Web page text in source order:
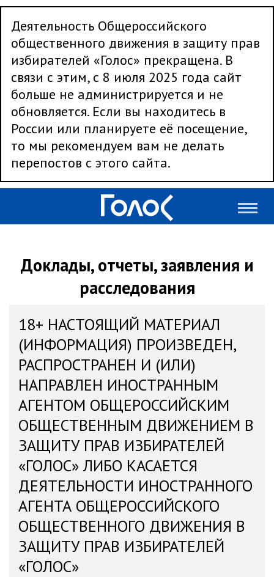
Деятельность Общероссийского
общественного движения в защиту прав
избирателей «Голос» прекращена. В
связи с этим, с 8 июля 2025 года сайт
больше не администрируется и не
обновляется. Если вы находитесь в
России или планируете её посещение,
то мы рекомендуем вам не делать
перепостов с этого сайта.
Доклады, отчеты, заявления и
расследования
18+ НАСТОЯЩИЙ МАТЕРИАЛ
(ИНФОРМАЦИЯ) ПРОИЗВЕДЕН,
РАСПРОСТРАНЕН И (ИЛИ)
НАПРАВЛЕН ИНОСТРАННЫМ
АГЕНТОМ ОБЩЕРОССИЙСКИМ
ОБЩЕСТВЕННЫМ ДВИЖЕНИЕМ В
ЗАЩИТУ ПРАВ ИЗБИРАТЕЛЕЙ
«ГОЛОС» ЛИБО КАСАЕТСЯ
ДЕЯТЕЛЬНОСТИ ИНОСТРАННОГО
АГЕНТА ОБЩЕРОССИЙСКОГО
ОБЩЕСТВЕННОГО ДВИЖЕНИЯ В
ЗАЩИТУ ПРАВ ИЗБИРАТЕЛЕЙ
«ГОЛОС»